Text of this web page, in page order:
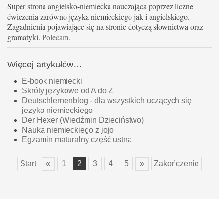
Super strona angielsko-niemiecka nauczająca poprzez liczne
ćwiczenia zarówno języka niemieckiego jak i angielskiego.
Zagadnienia pojawiające się na stronie dotyczą słownictwa oraz
gramatyki. Polecam.
Więcej artykułów…
E-book niemiecki
Skróty językowe od A do Z
Deutschlernenblog - dla wszystkich uczących się
jezyka niemieckiego
Der Hexer (Wiedźmin Dzieciństwo)
Nauka niemieckiego z jojo
Egzamin maturalny część ustna
Start « 1 2 3 4 5 » Zakończenie